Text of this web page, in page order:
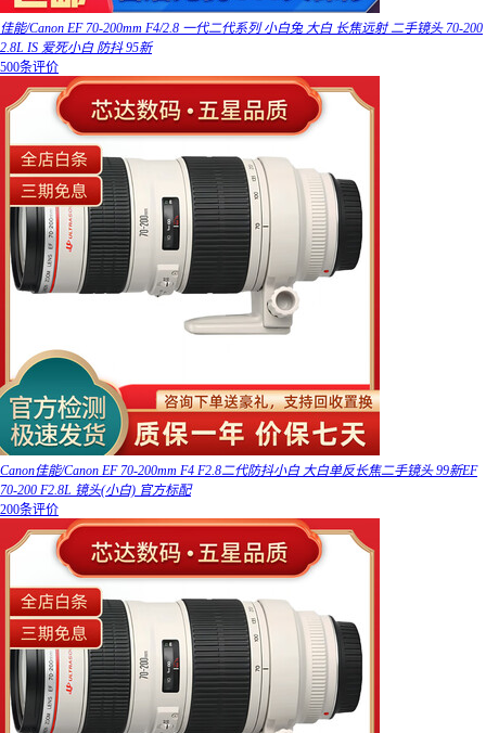
佳能/Canon EF 70-200mm F4/2.8 一代二代系列 小白兔 大白 长焦远射 二手镜头 70-200
2.8L IS 爱死小白 防抖 95新
500条评价
Canon佳能/Canon EF 70-200mm F4 F2.8二代防抖小白 大白单反长焦二手镜头 99新EF
70-200 F2.8L 镜头(小白) 官方标配
200条评价